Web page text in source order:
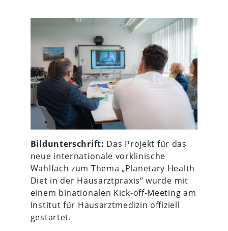
Bildunterschrift: Das Projekt für das
neue internationale vorklinische
Wahlfach zum Thema „Planetary Health
Diet in der Hausarztpraxis“ wurde mit
einem binationalen Kick-off-Meeting am
Institut für Hausarztmedizin offiziell
gestartet.